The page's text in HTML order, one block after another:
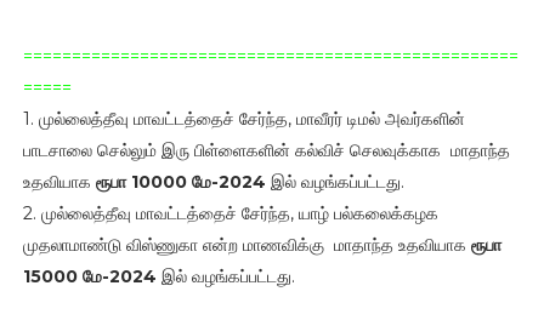
===================================================
=====
1. முல்லைத்தீவு மாவட்டத்தைச் சேர்ந்த, மாவீரர் டிமல் அவர்களின்
பாடசாலை செல்லும் இரு பிள்ளைகளின் கல்விச் செலவுக்காக மாதாந்த
உதவியாக ரூபா 10000 மே-2024 இல் வழங்கப்பட்டது.
2. முல்லைத்தீவு மாவட்டத்தைச் சேர்ந்த, யாழ் பல்கலைக்கழக
முதலாமாண்டு விஸ்ணுகா என்ற மாணவிக்கு மாதாந்த உதவியாக ரூபா
15000 மே-2024 இல் வழங்கப்பட்டது.